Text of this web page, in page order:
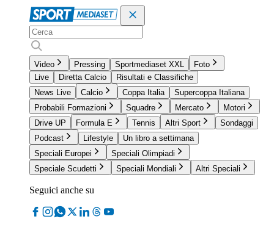
Video Pressing Sportmediaset XXL
Foto
Live
Diretta Calcio
Risultati e Classifiche
News Live
Calcio Coppa Italia
Supercoppa Italiana
Probabili Formazioni
Squadre Mercato
Motori
Drive UP
Formula E Tennis Altri Sport
Sondaggi
Podcast
Lifestyle
Un libro a settimana
Speciali Europei
Speciali Olimpiadi
Speciale Scudetti
Speciali Mondiali Altri Speciali
Seguici anche su